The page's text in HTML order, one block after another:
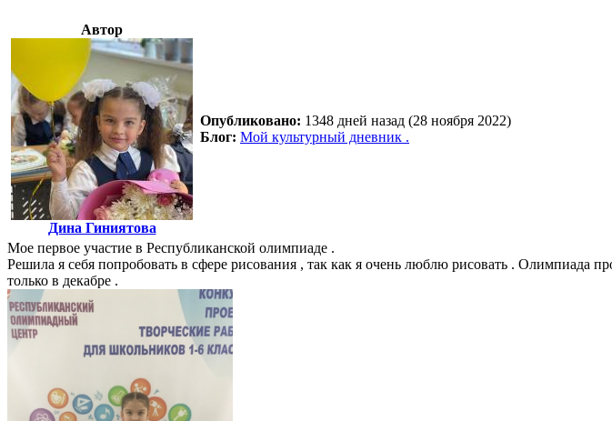
Автор
Дина Гиниятова
Опубликовано: 1348 дней назад (28 ноября 2022)
Блог: Мой культурный дневник .
Мое первое участие в Республиканской олимпиаде .
Решила я себя попробовать в сфере рисования , так как я очень люблю рисовать . Олимпиада
только в декабре .